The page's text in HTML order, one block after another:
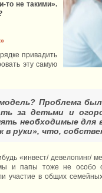
то не такими».
привадить
эту самую
Проблема
за детьми и
необходимые для
руки», что,
«инвест/ девелопинг/
и папы тоже не особо
участие в общих